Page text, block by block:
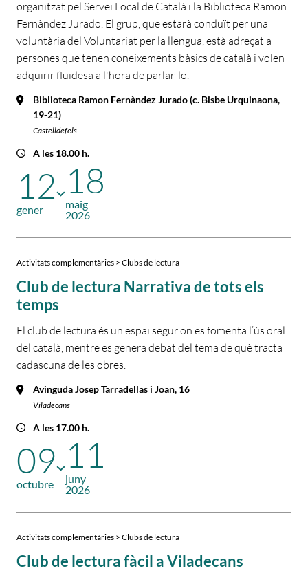
organitzat pel Servei Local de Català i la Biblioteca Ramon
Fernàndez Jurado. El grup, que estarà conduït per una
voluntària del Voluntariat per la llengua, està adreçat a
persones que tenen coneixements bàsics de català i volen
adquirir fluïdesa a l'hora de parlar-lo.
Biblioteca Ramon Fernàndez Jurado (c. Bisbe Urquinaona,
19-21)
Castelldefels
A les 18.00 h.
12
gener
18
maig
2026
Activitats complementàries > Clubs de lectura
Club de lectura Narrativa de tots els
temps
El club de lectura és un espai segur on es fomenta l’ús oral
del català, mentre es genera debat del tema de què tracta
cadascuna de les obres.
Avinguda Josep Tarradellas i Joan, 16
Viladecans
A les 17.00 h.
09
octubre
11
juny
2026
Activitats complementàries > Clubs de lectura
Club de lectura fàcil a Viladecans